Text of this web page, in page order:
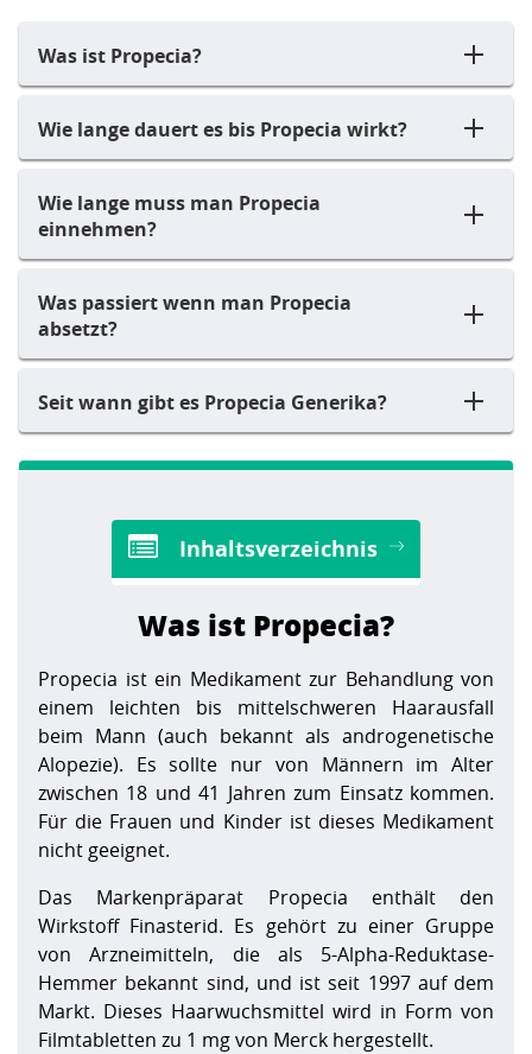
Was ist Propecia?
Wie lange dauert es bis Propecia wirkt?
Wie lange muss man Propecia
einnehmen?
Was passiert wenn man Propecia
absetzt?
Seit wann gibt es Propecia Generika?
Inhaltsverzeichnis
Was ist Propecia?
Propecia ist ein Medikament zur Behandlung von
einem leichten bis mittelschweren Haarausfall
beim Mann (auch bekannt als androgenetische
Alopezie). Es sollte nur von Männern im Alter
zwischen 18 und 41 Jahren zum Einsatz kommen.
Für die Frauen und Kinder ist dieses Medikament
nicht geeignet.
Das Markenpräparat Propecia enthält den
Wirkstoff Finasterid. Es gehört zu einer Gruppe
von Arzneimitteln, die als 5-Alpha-Reduktase-
Hemmer bekannt sind, und ist seit 1997 auf dem
Markt. Dieses Haarwuchsmittel wird in Form von
Filmtabletten zu 1 mg von Merck hergestellt.